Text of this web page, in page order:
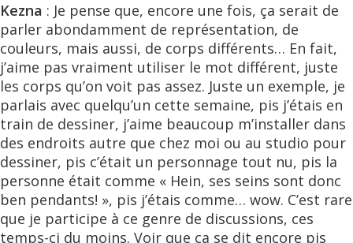
Kezna : Je pense que, encore une fois, ça serait de
parler abondamment de représentation, de
couleurs, mais aussi, de corps différents… En fait,
j’aime pas vraiment utiliser le mot différent, juste
les corps qu’on voit pas assez. Juste un exemple, je
parlais avec quelqu’un cette semaine, pis j’étais en
train de dessiner, j’aime beaucoup m’installer dans
des endroits autre que chez moi ou au studio pour
dessiner, pis c’était un personnage tout nu, pis la
personne était comme « Hein, ses seins sont donc
ben pendants! », pis j’étais comme… wow. C’est rare
que je participe à ce genre de discussions, ces
temps-ci du moins. Voir que ça se dit encore pis